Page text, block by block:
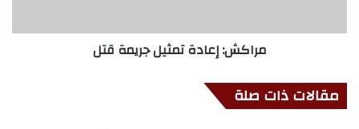
مراكش: إعادة تمثيل جريمة قتل
مقالات ذات صلة